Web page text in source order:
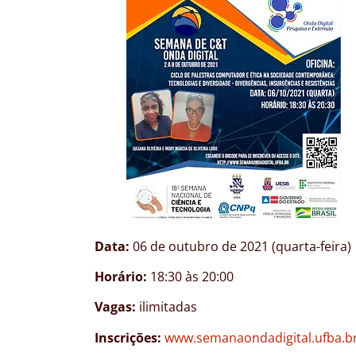
Data: 06 de outubro de 2021 (quarta-feira)
Horário: 18:30 às 20:00
Vagas: ilimitadas
Inscrições: